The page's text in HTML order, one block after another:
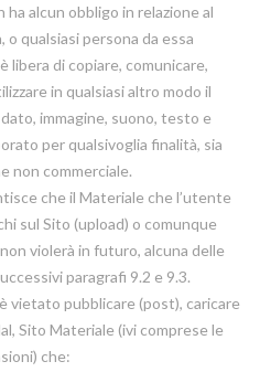
ha alcun obbligo in relazione al
qualsiasi persona da essa
libera di copiare, comunicare,
in qualsiasi altro modo il
immagine, suono, testo e
per qualsivoglia finalità, sia
non commerciale.
che il Materiale che l’utente
sul Sito (upload) o comunque
violerà in futuro, alcuna delle
paragrafi 9.2 e 9.3.
vietato pubblicare (post), caricare
Sito Materiale (ivi comprese le
che: